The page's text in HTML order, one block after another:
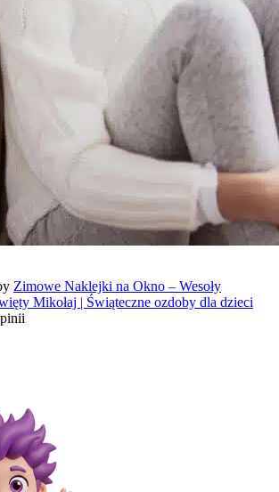
Zimowe Naklejki na Okno – Wesoły
Mikołaj | Świąteczne ozdoby dla dzieci